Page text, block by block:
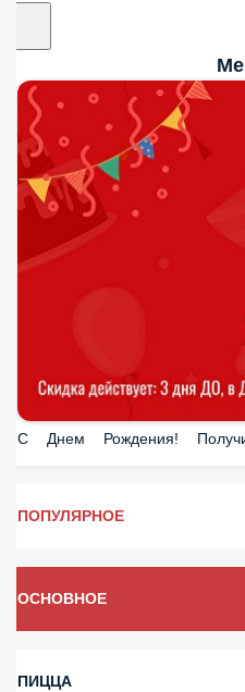
С Днем Рождения! Получи
ПОПУЛЯРНОЕ
ОСНОВНОЕ
ПИЦЦА